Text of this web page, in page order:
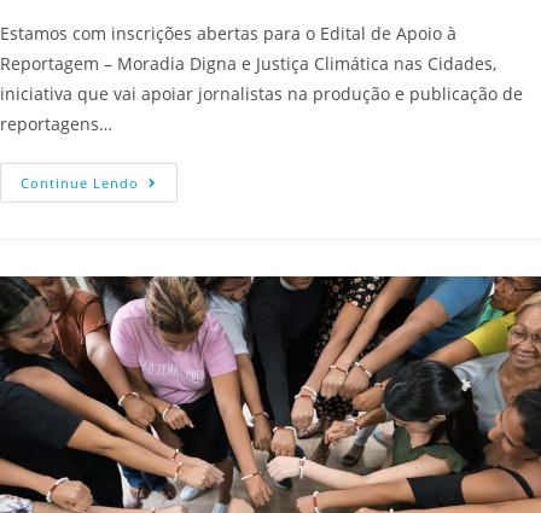
Estamos com inscrições abertas para o Edital de Apoio à
Reportagem – Moradia Digna e Justiça Climática nas Cidades,
iniciativa que vai apoiar jornalistas na produção e publicação de
reportagens…
Continue Lendo